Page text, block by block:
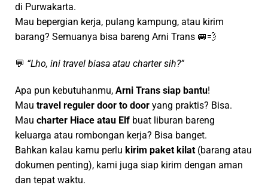
di Purwakarta.
Mau bepergian kerja, pulang kampung, atau kirim
barang? Semuanya bisa bareng Arni Trans 🚐💨
💬 “Lho, ini travel biasa atau charter sih?”
Apa pun kebutuhanmu, Arni Trans siap bantu!
Mau travel reguler door to door yang praktis? Bisa.
Mau charter Hiace atau Elf buat liburan bareng
keluarga atau rombongan kerja? Bisa banget.
Bahkan kalau kamu perlu kirim paket kilat (barang atau
dokumen penting), kami juga siap kirim dengan aman
dan tepat waktu.